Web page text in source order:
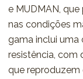
e MUDMAN,
nas condições
gama inclui uma
resistência, com
que reproduzem